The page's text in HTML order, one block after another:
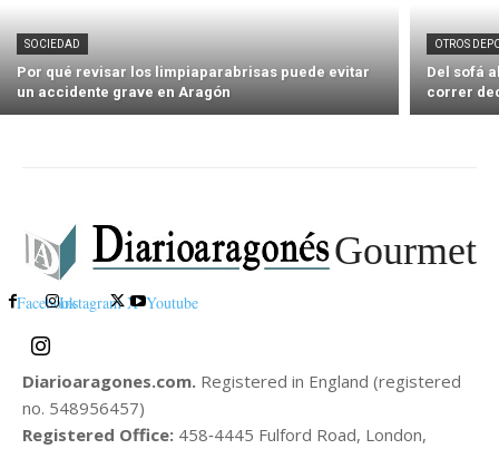
SOCIEDAD
Por qué revisar los limpiaparabrisas puede evitar
un accidente grave en Aragón
OTROS
Del sofá
correr
Gourmet
FacebookInstagram X Youtube
Diarioaragones.com. Registered in England (registered
no. 548956457)
Registered Office: 458‑4445 Fulford Road, London,